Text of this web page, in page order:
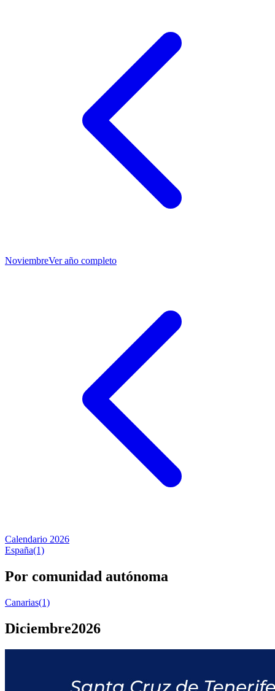
NoviembreVer año completo
Calendario 2026
España(1)
Por comunidad autónoma
Canarias(1)
Diciembre2026